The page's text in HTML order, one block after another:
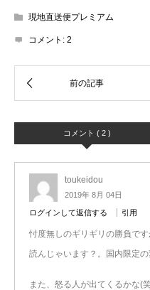
現地直送便プレミアム
コメント: 2
コメント ( 2 )
toukeidou
2019年 8月 04日
ログインして返信する 引用
忖度無しのギリギリの勝負で
読んじゃいます？。国内限定
また、怒る人が出てくるかな(笑